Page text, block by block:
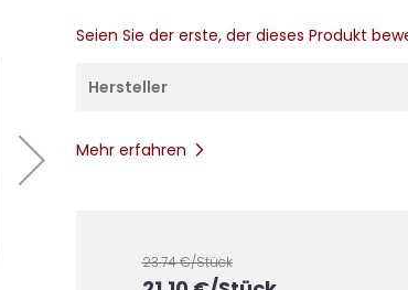
Seien Sie der erste, der dieses Produkt
Hersteller
Mehr erfahren
23.74€/Stück